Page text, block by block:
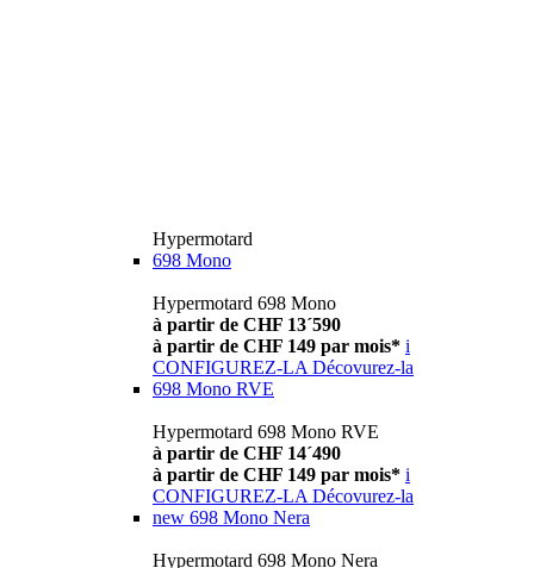
Hypermotard
698 Mono
Hypermotard 698 Mono
à partir de CHF 13´590
à partir de CHF 149 par mois* i
CONFIGUREZ-LA Décovurez-la
698 Mono RVE
Hypermotard 698 Mono RVE
à partir de CHF 14´490
à partir de CHF 149 par mois* i
CONFIGUREZ-LA Décovurez-la
new 698 Mono Nera
Hypermotard 698 Mono Nera